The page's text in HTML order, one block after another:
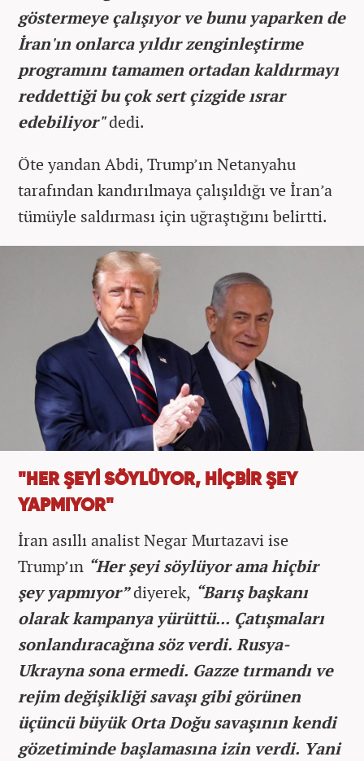
göstermeye çalışıyor ve bunu yaparken de
İran'ın onlarca yıldır zenginleştirme
programını tamamen ortadan kaldırmayı
reddettiği bu çok sert çizgide ısrar
edebiliyor"dedi.
Öte yandan Abdi, Trump’ın Netanyahu
tarafından kandırılmaya çalışıldığı ve İran’a
tümüyle saldırması için uğraştığını belirtti.
"HER ŞEYİ SÖYLÜYOR, HİÇBİR ŞEY
YAPMIYOR"
İran asıllı analist Negar Murtazavi ise
Trump’ın “Her şeyi söylüyor ama hiçbir
şey yapmıyor”diyerek, “Barış başkanı
olarak kampanya yürüttü... Çatışmaları
sonlandıracağına söz verdi. Rusya-
Ukrayna sona ermedi. Gazze tırmandı ve
rejim değişikliği savaşı gibi görünen
üçüncü büyük Orta Doğu savaşının kendi
gözetiminde başlamasına izin verdi. Yani